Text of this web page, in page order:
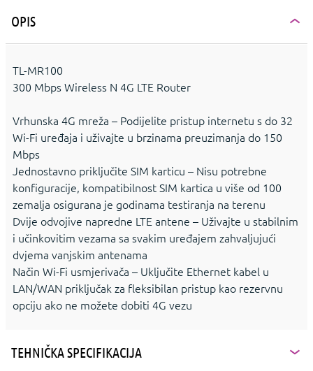
OPIS
TL-MR100
300 Mbps Wireless N 4G LTE Router
Vrhunska 4G mreža – Podijelite pristup internetu s do 32
Wi-Fi uređaja i uživajte u brzinama preuzimanja do 150
Mbps
Jednostavno priključite SIM karticu – Nisu potrebne
konfiguracije, kompatibilnost SIM kartica u više od 100
zemalja osigurana je godinama testiranja na terenu
Dvije odvojive napredne LTE antene – Uživajte u stabilnim
i učinkovitim vezama sa svakim uređajem zahvaljujući
dvjema vanjskim antenama
Način Wi-Fi usmjerivača – Uključite Ethernet kabel u
LAN/WAN priključak za fleksibilan pristup kao rezervnu
opciju ako ne možete dobiti 4G vezu
TEHNIČKA SPECIFIKACIJA